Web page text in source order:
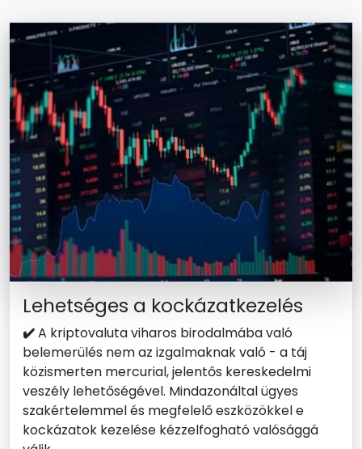
Lehetséges a kockázatkezelés
✔️A kriptovaluta viharos birodalmába való
belemerülés nem az izgalmaknak való - a táj
közismerten mercurial, jelentős kereskedelmi
veszély lehetőségével. Mindazonáltal ügyes
szakértelemmel és megfelelő eszközökkel e
kockázatok kezelése kézzelfogható valósággá